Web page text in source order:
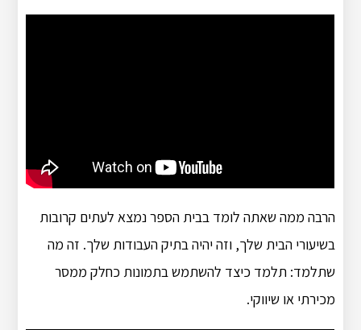
הרבה ממה שאתה לומד בבית הספר נמצא לעתים קרובות
בשיעורי הבית שלך, וזה יהיה בתיק העבודות שלך. זה מה
שתלמד: תלמד כיצד להשתמש בתמונות כחלק ממסר
מכירתי או שיווקי.